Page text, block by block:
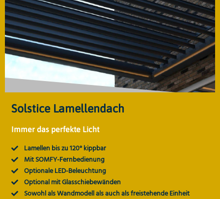
Solstice Lamellendach
Immer das perfekte Licht
Lamellen bis zu 120° kippbar
Mit SOMFY-Fernbedienung
Optionale LED-Beleuchtung
Optional mit Glasschiebewänden
Sowohl als Wandmodell als auch als freistehende Einheit